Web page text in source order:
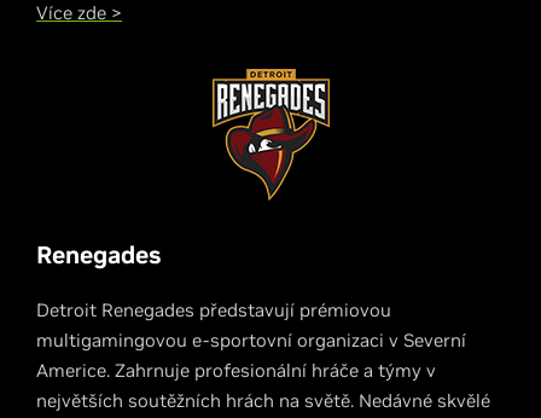
Více zde >
Renegades
Detroit Renegades představují prémiovou
multigamingovou e-sportovní organizaci v Severní
Americe. Zahrnuje profesionální hráče a týmy v
největších soutěžních hrách na světě. Nedávné skvělé